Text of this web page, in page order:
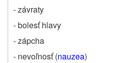
- závraty
- bolesť hlavy
- zápcha
- nevoľnosť (nauzea)